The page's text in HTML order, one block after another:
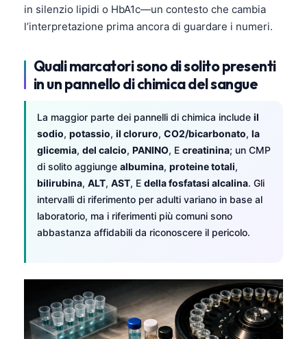
in silenzio lipidi o HbA1c—un contesto che cambia
l’interpretazione prima ancora di guardare i numeri.
Quali marcatori sono di solito presenti
in un pannello di chimica del sangue
La maggior parte dei pannelli di chimica include il
sodio, potassio, il cloruro, CO2/bicarbonato, la
glicemia, del calcio, PANINO, E creatinina; un CMP
di solito aggiunge albumina, proteine totali,
bilirubina, ALT, AST, E della fosfatasi alcalina. Gli
intervalli di riferimento per adulti variano in base al
laboratorio, ma i riferimenti più comuni sono
abbastanza affidabili da riconoscere il pericolo.